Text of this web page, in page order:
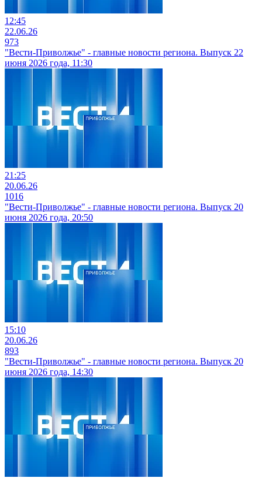
12:45
22.06.26
973
"Вести-Приволжье" - главные новости региона. Выпуск 22
июня 2026 года, 11:30
21:25
20.06.26
1016
"Вести-Приволжье" - главные новости региона. Выпуск 20
июня 2026 года, 20:50
15:10
20.06.26
893
"Вести-Приволжье" - главные новости региона. Выпуск 20
июня 2026 года, 14:30